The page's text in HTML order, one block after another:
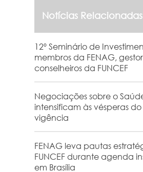
Notícias Relacionadas
12º Seminário de
membros da FENAG,
conselheiros da FUNCEF
Negociações sobre o
intensificam às vésperas
vigência
FENAG leva pautas
FUNCEF durante agenda
em Brasília